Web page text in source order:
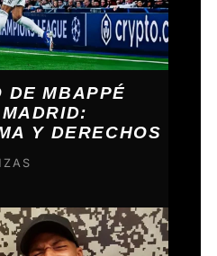
DE MBAPPÉ
Y DERECHOS